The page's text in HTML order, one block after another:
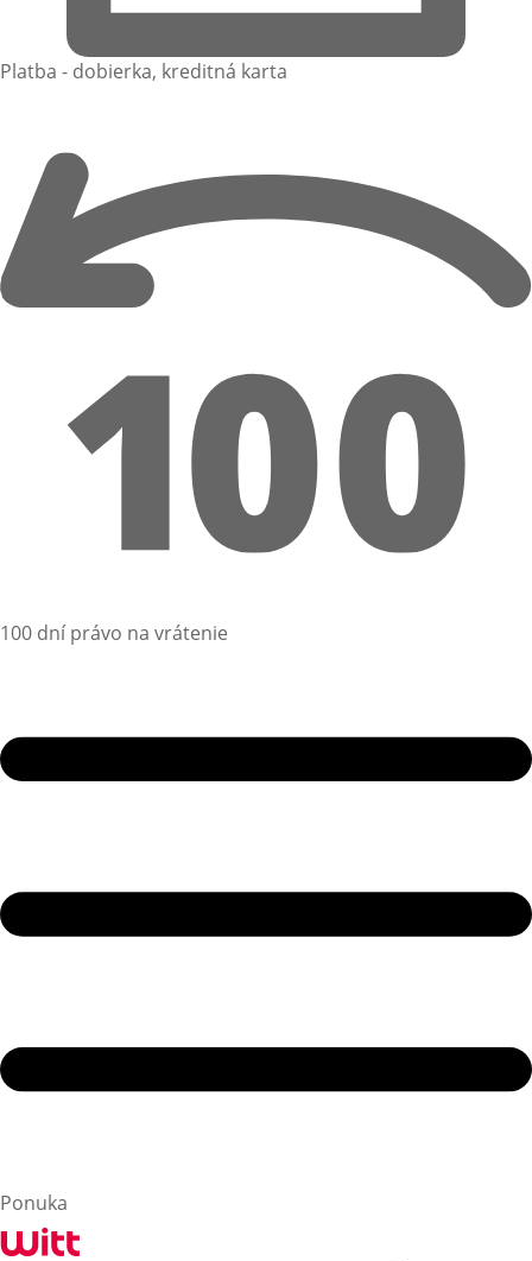
Platba - dobierka, kreditná karta
100 dní právo na vrátenie
Ponuka